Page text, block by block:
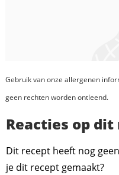
Gebruik van onze allergenen
geen rechten worden ontleend.
Reacties op
Dit recept heeft nog
je dit recept gemaakt?